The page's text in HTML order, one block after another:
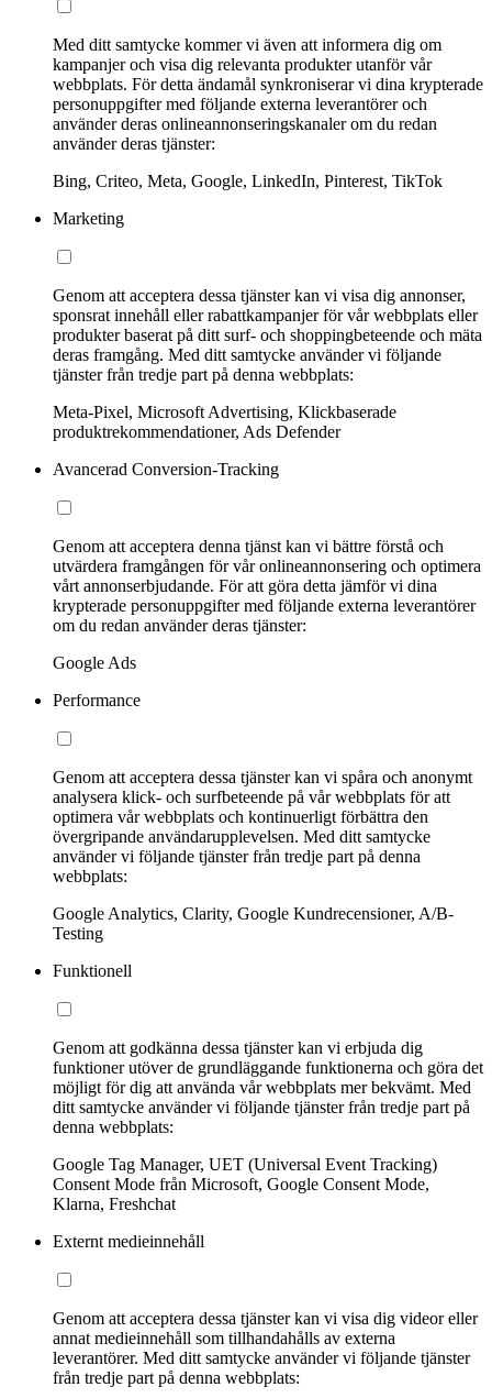
Med ditt samtycke kommer vi även att informera dig om
kampanjer och visa dig relevanta produkter utanför vår
webbplats. För detta ändamål synkroniserar vi dina krypterade
personuppgifter med följande externa leverantörer och
använder deras onlineannonseringskanaler om du redan
använder deras tjänster:
Bing, Criteo, Meta, Google, LinkedIn, Pinterest, TikTok
Marketing
Genom att acceptera dessa tjänster kan vi visa dig annonser,
sponsrat innehåll eller rabattkampanjer för vår webbplats eller
produkter baserat på ditt surf- och shoppingbeteende och mäta
deras framgång. Med ditt samtycke använder vi följande
tjänster från tredje part på denna webbplats:
Meta-Pixel, Microsoft Advertising, Klickbaserade
produktrekommendationer, Ads Defender
Avancerad Conversion-Tracking
Genom att acceptera denna tjänst kan vi bättre förstå och
utvärdera framgången för vår onlineannonsering och optimera
vårt annonserbjudande. För att göra detta jämför vi dina
krypterade personuppgifter med följande externa leverantörer
om du redan använder deras tjänster:
Google Ads
Performance
Genom att acceptera dessa tjänster kan vi spåra och anonymt
analysera klick- och surfbeteende på vår webbplats för att
optimera vår webbplats och kontinuerligt förbättra den
övergripande användarupplevelsen. Med ditt samtycke
använder vi följande tjänster från tredje part på denna
webbplats:
Google Analytics, Clarity, Google Kundrecensioner, A/B-
Testing
Funktionell
Genom att godkänna dessa tjänster kan vi erbjuda dig
funktioner utöver de grundläggande funktionerna och göra det
möjligt för dig att använda vår webbplats mer bekvämt. Med
ditt samtycke använder vi följande tjänster från tredje part på
denna webbplats:
Google Tag Manager, UET (Universal Event Tracking)
Consent Mode från Microsoft, Google Consent Mode,
Klarna, Freshchat
Externt medieinnehåll
Genom att acceptera dessa tjänster kan vi visa dig videor eller
annat medieinnehåll som tillhandahålls av externa
leverantörer. Med ditt samtycke använder vi följande tjänster
från tredje part på denna webbplats: